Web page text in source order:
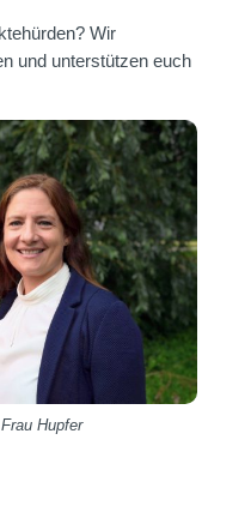
Wir
und unterstützen euch
Hupfer